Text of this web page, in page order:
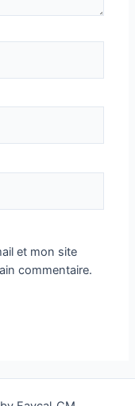
et mon site
commentaire.